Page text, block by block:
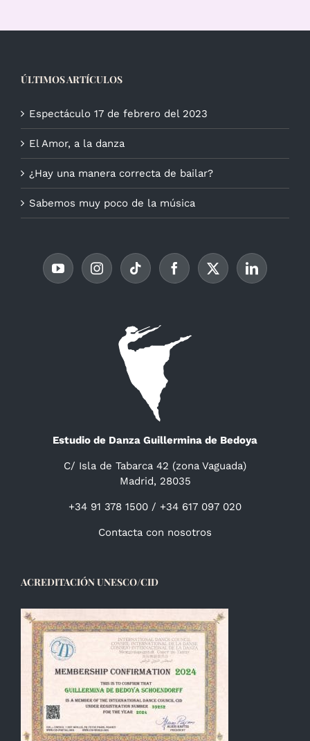
ÚLTIMOS ARTÍCULOS
Espectáculo 17 de febrero del 2023
El Amor, a la danza
¿Hay una manera correcta de bailar?
Sabemos muy poco de la música
Estudio de Danza Guillermina de Bedoya
C/ Isla de Tabarca 42 (zona Vaguada)
Madrid, 28035
+34 91 378 1500 / +34 617 097 020
Contacta con nosotros
ACREDITACIÓN UNESCO/CID